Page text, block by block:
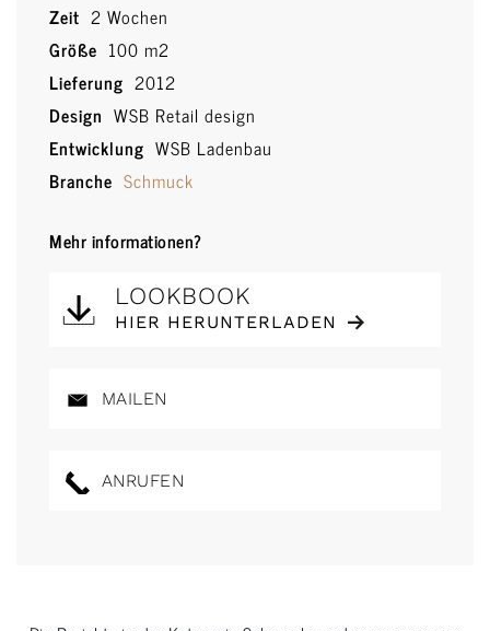
Zeit 2 Wochen
Größe 100 m2
Lieferung 2012
Design WSB Retail design
Entwicklung WSB Ladenbau
Branche Schmuck
Mehr informationen?
LOOKBOOK
HIER HERUNTERLADEN
MAILEN
ANRUFEN